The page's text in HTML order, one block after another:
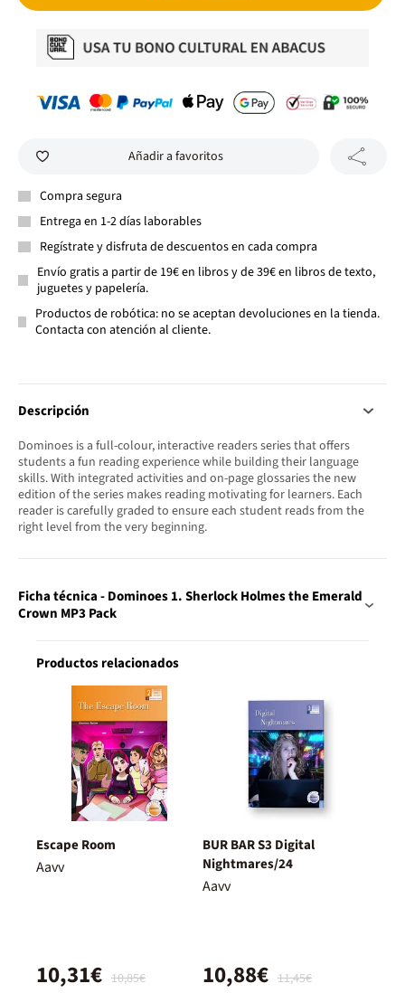
Añadir a favoritos
Compra segura
Entrega en 1-2 días laborables
Regístrate y disfruta de descuentos en cada compra
Envío gratis a partir de 19€ en libros y de 39€ en libros de texto,
juguetes y papelería.
Productos de robótica: no se aceptan devoluciones en la tienda.
Contacta con atención al cliente.
Descripción
Dominoes is a full-colour, interactive readers series that offers
students a fun reading experience while building their language
skills. With integrated activities and on-page glossaries the new
edition of the series makes reading motivating for learners. Each
reader is carefully graded to ensure each student reads from the
right level from the very beginning.
Ficha técnica - Dominoes 1. Sherlock Holmes the Emerald
Crown MP3 Pack
Productos relacionados
Escape Room
Aavv
10,85€
10,31€
BUR BAR S3 Digital
Nightmares/24
Aavv
11,45€
10,88€